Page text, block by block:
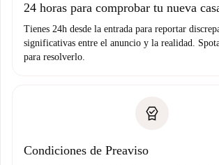
24 horas para comprobar tu nueva
Tienes 24h desde la entrada para reportar
significativas entre el anuncio y la realidad.
para resolverlo.
Condiciones de Preaviso